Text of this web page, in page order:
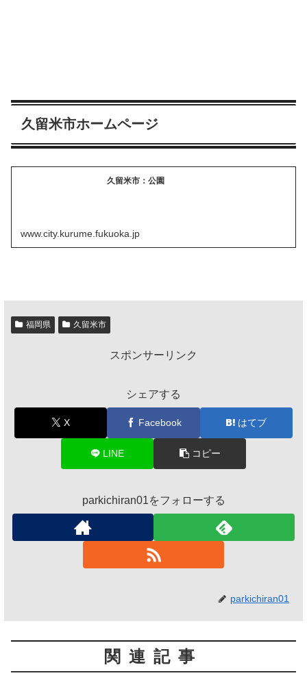
久留米市ホームページ
久留米市：公園
www.city.kurume.fukuoka.jp
福岡県 久留米市
スポンサーリンク
シェアする
X Facebook はてブ
LINE コピー
parkichiran01をフォローする
parkichiran01
関連記事